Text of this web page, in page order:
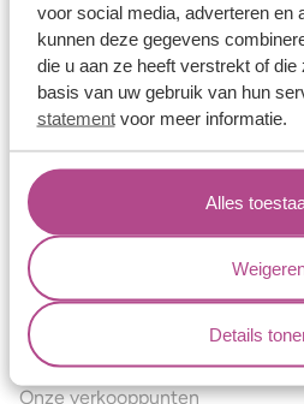
voor social media, adverteren en
kunnen deze gegevens
die u aan ze heeft verstrekt of
basis van uw gebruik van hun
statementvoor meer informatie.
Alles
Details
Aller Spanninga
Historie
Certificaten
Blogs
Jouw voordelen
Conflictvrije Materialen
Oneindig veel mogelijkheden
Kwaliteit
Juweliers & Contact
Onze verkooppunten